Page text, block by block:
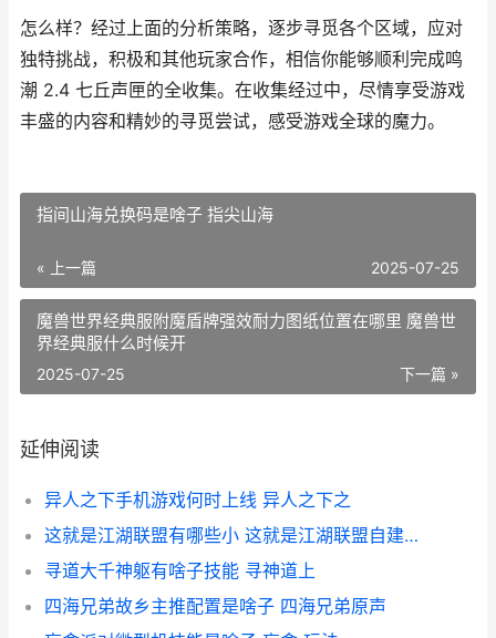
怎么样？经过上面的分析策略，逐步寻觅各个区域，应对
独特挑战，积极和其他玩家合作，相信你能够顺利完成鸣
潮 2.4 七丘声匣的全收集。在收集经过中，尽情享受游戏
丰盛的内容和精妙的寻觅尝试，感受游戏全球的魔力。
指间山海兑换码是啥子 指尖山海
« 上一篇 2025-07-25
魔兽世界经典服附魔盾牌强效耐力图纸位置在哪里 魔兽世
界经典服什么时候开
下一篇 »
2025-07-25
延伸阅读
异人之下手机游戏何时上线 异人之下之
这就是江湖联盟有哪些小 这就是江湖联盟自建好还是加入散盟
寻道大千神躯有啥子技能 寻神道上
四海兄弟故乡主推配置是啥子 四海兄弟原声